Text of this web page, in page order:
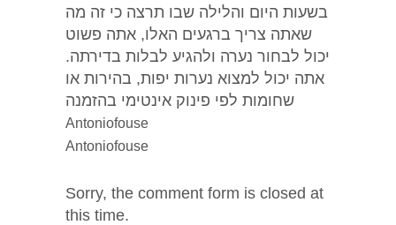
בשעות היום והלילה שבו תרצה כי זה מה
שאתה צריך ברגעים האלו, אתה פשוט
יכול לבחור נערה ולהגיע לבלות בדירתה.
אתה יכול למצוא נערות יפות, בהירות או
שחומות לפי פינוק אינטימי בהזמנה
Antoniofouse
Antoniofouse
Sorry, the comment form is closed at
this time.